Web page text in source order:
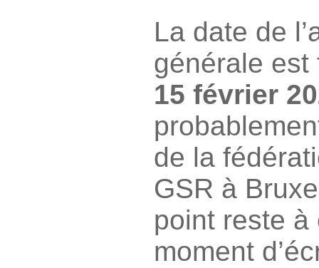
La date de
générale
15 février
de la
GSR à
point reste à
moment